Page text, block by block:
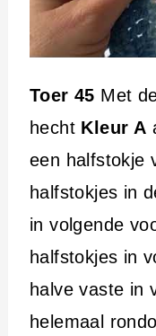
Toer 45 Met
hecht Kleur A
een halfstokje
halfstokjes in
in volgende
halfstokjes in
halve vaste in
helemaal